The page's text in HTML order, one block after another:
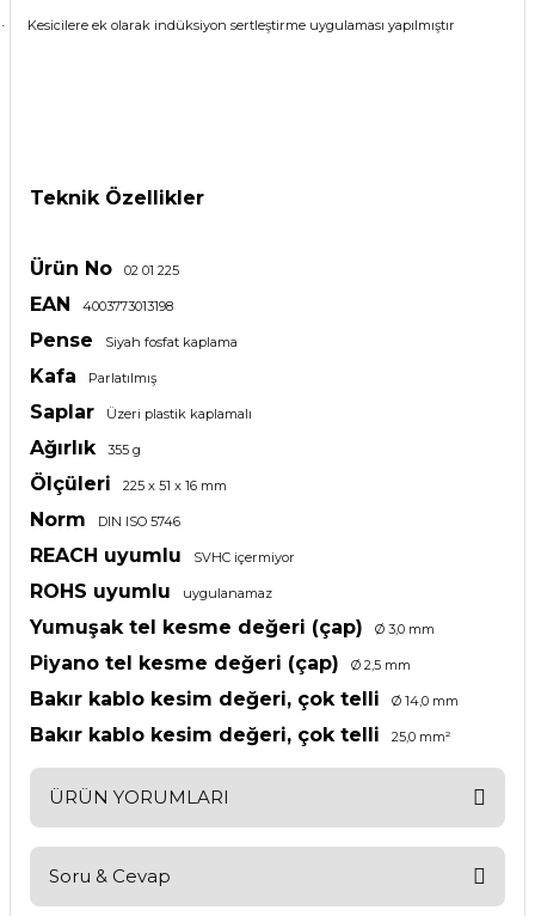
· Kesicilere ek olarak indüksiyon sertleştirme uygulaması yapılmıştır
Teknik Özellikler
Ürün No 02 01 225
EAN 4003773013198
Pense Siyah fosfat kaplama
Kafa Parlatılmış
Saplar Üzeri plastik kaplamalı
Ağırlık 355 g
Ölçüleri 225 x 51 x 16 mm
Norm DIN ISO 5746
REACH uyumlu SVHC içermiyor
ROHS uyumlu uygulanamaz
Yumuşak tel kesme değeri (çap) Ø 3,0 mm
Piyano tel kesme değeri (çap) Ø 2,5 mm
Bakır kablo kesim değeri, çok telli Ø 14,0 mm
Bakır kablo kesim değeri, çok telli 25,0 mm²
ÜRÜN YORUMLARI
Bu ürüne ilk yorumu siz yapın!
Soru & Cevap